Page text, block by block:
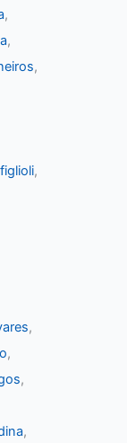
,
,
,
,
,
,
,
,